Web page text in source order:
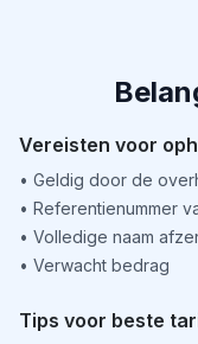
Vereisten voor
• Geldig door de
• Referentienummer
• Volledige naam
• Verwacht bedrag
Tips voor beste